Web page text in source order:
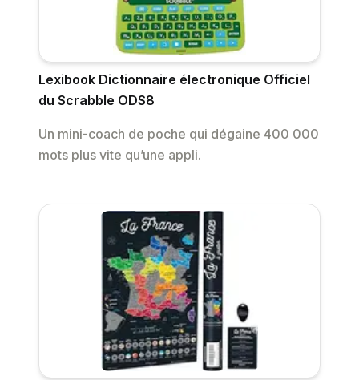
Lexibook Dictionnaire électronique Officiel
du Scrabble ODS8
Un mini-coach de poche qui dégaine 400 000
mots plus vite qu’une appli.